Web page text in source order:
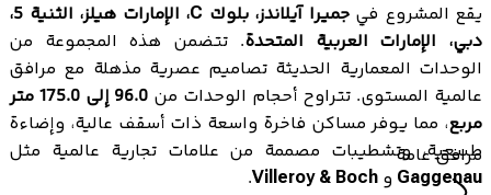
يقع المشروع في
جميرا آيلاندز، بلوك C، الإمارات هيلز، الثنية 5،
دبي، الإمارات العربية المتحدة. تتضمن هذه المجموعة من
الوحدات المعمارية الحديثة تصاميم عصرية مذهلة مع مرافق
عالمية المستوى. تتراوح أحجام الوحدات من
96.0 إلى 175.0 متر
مربع، مما يوفر مساكن فاخرة واسعة ذات أسقف عالية، وإضاءة
طبيعية، وتشطيبات مصممة من علامات تجارية عالمية مثل
Gaggenau و Villeroy & Boch
.
مرافق عامة